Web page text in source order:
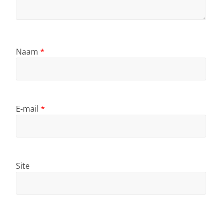
Naam *
E-mail *
Site